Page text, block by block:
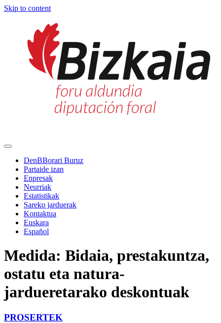
Skip to content
Main
Navigation
DenBBorari Buruz
Partaide izan
Enpresak
Neurriak
Estatistikak
Sareko jarduerak
Kontaktua
Euskara
Español
Medida: Bidaia, prestakuntza,
ostatu eta natura-
jardueretarako deskontuak
PROSERTEK